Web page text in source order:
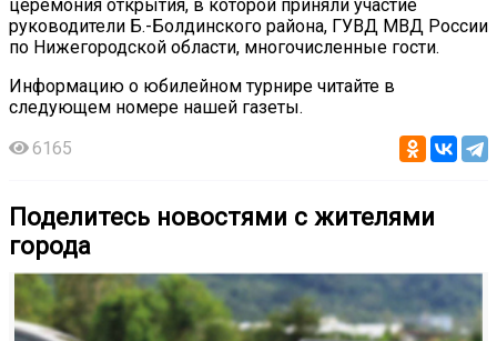
церемония открытия, в которой приняли участие
руководители Б.-Болдинского района, ГУВД МВД России
по Нижегородской области, многочисленные гости.
Информацию о юбилейном турнире читайте в
следующем номере нашей газеты.
6165
Поделитесь новостями с жителями
города